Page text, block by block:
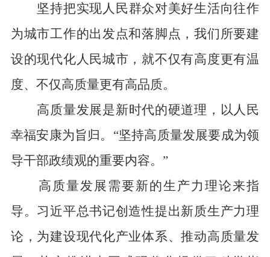
坚持把实现人民群众对美好生活向往作
为城市工作的出发点和落脚点，我们所要建
设的现代化人民城市，就不仅有高度更有温
度、不仅高质量更有高品质。
高质量发展是新时代的硬道理，以人民
幸福安康为旨归。“坚持高质量发展要成为领
导干部政绩观的重要内容。”
高质量发展需要新的生产力理论来指
导。习近平总书记创造性提出新质生产力理
论，为建设现代化产业体系、推动高质量发